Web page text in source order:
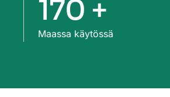
170 +
Maassa käytössä